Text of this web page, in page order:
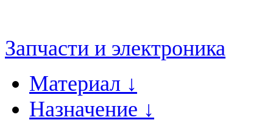
Запчасти и электроника
Материал ↓
Назначение ↓